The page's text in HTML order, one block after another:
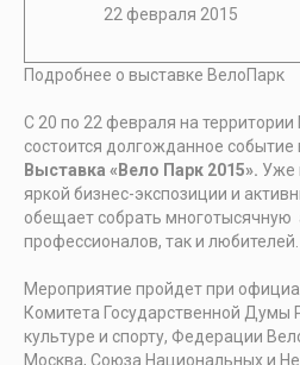
22 февраля 2015
Подробнее о выставке ВелоПарк
С 20 по 22 февраля на
состоится долгожданное
Выставка «Вело Парк 2015». Уже
яркой бизнес-экспозиции и
обещает собрать многотысячную
профессионалов, так и любителей.
Мероприятие пройдет при
Комитета Государственной Думы
культуре и спорту, Федерации
Москва, Союза Национальных и